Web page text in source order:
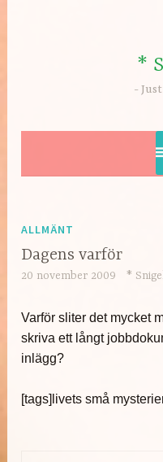
*
ALLMÄNT
Dagens varför
20 november 2009 *
Varför sliter det mycket
skriva ett långt
inlägg?
[tags]livets små